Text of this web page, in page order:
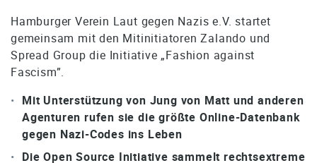
Hamburger Verein Laut gegen Nazis e.V. startet
gemeinsam mit den Mitinitiatoren Zalando und
Spread Group die Initiative „Fashion against
Fascism”.
Mit Unterstützung von Jung von Matt und anderen
Agenturen rufen sie die größte Online-Datenbank
gegen Nazi-Codes ins Leben
Die Open Source Initiative sammelt rechtsextreme